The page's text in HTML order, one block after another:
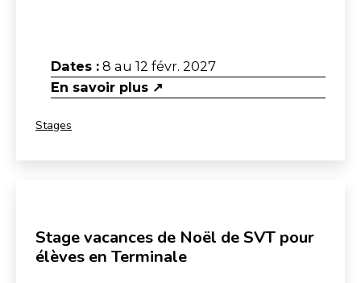
Dates : 8 au 12 févr. 2027
En savoir plus ↗
Catégorisé
Stages
Stage vacances de Noël de SVT pour
élèves en Terminale